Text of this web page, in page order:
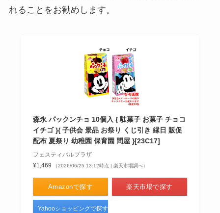
れることをお勧めします。
森永 パックンチョ 10個入 { 駄菓子 お菓子 チョコ
イチゴ }{ 子供会 景品 お祭り くじ引き 縁日 販促
配布 夏祭り 幼稚園 保育園 問屋 }[23C17]
フェスティバルプラザ
¥1,469
（2026/06/25 13:12時点 | 楽天市場調べ）
Amazonで探す 楽天市場で探す
Yahooショッピングで探す